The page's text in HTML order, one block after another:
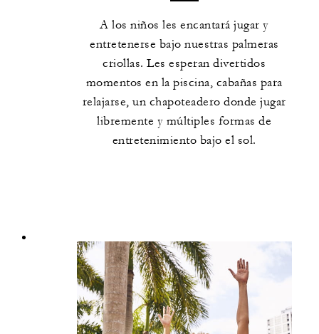
A los niños les encantará jugar y
entretenerse bajo nuestras palmeras
criollas. Les esperan divertidos
momentos en la piscina, cabañas para
relajarse, un chapoteadero donde jugar
libremente y múltiples formas de
entretenimiento bajo el sol.